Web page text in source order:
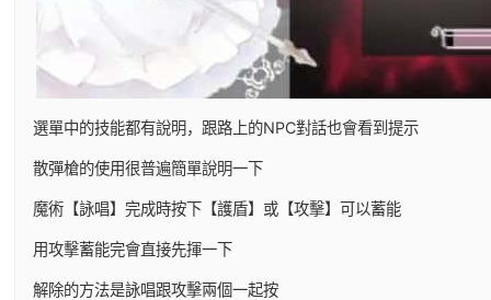
選單中的技能都有說明，跟路上的NPC對話也會看到提示
散彈槍的使用很普遍簡單說明一下
魔術【詠唱】完成時按下【護盾】或【攻擊】可以蓄能
用攻擊蓄能完會直接先揮一下
解除的方法是詠唱跟攻擊兩個一起按